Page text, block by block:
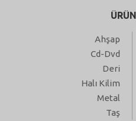
Ahşap
Cd-Dvd
Deri
Halı Kilim
Metal
Taş